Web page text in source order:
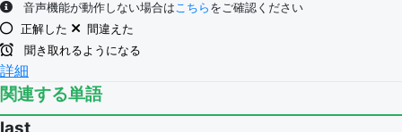
音声機能が動作しない場合はこちら をご確認ください
正解した
間違えた
聞き取れるようになる
詳細
関連する単語